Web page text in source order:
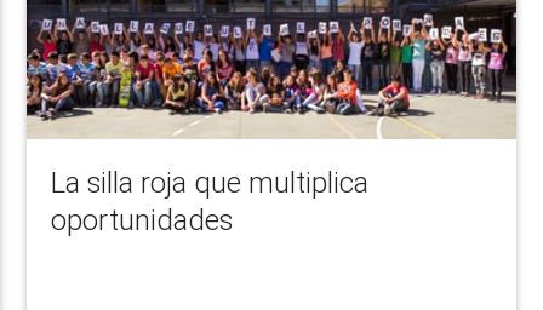
La silla roja que multiplica
oportunidades